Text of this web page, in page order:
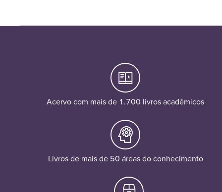
Acervo com mais de 1.700 livros acadêmicos
Livros de mais de 50 áreas do conhecimento